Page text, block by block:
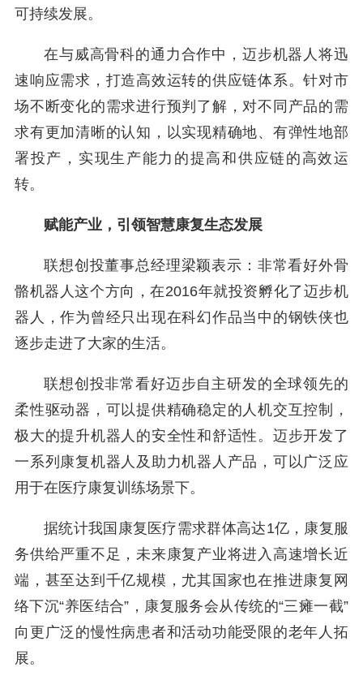
可持续发展。
在与威高骨科的通力合作中，迈步机器人将迅
速响应需求，打造高效运转的供应链体系。针对市
场不断变化的需求进行预判了解，对不同产品的需
求有更加清晰的认知，以实现精确地、有弹性地部
署投产，实现生产能力的提高和供应链的高效运
转。
赋能产业，引领智慧康复生态发展
联想创投董事总经理梁颖表示：非常看好外骨
骼机器人这个方向，在2016年就投资孵化了迈步机
器人，作为曾经只出现在科幻作品当中的钢铁侠也
逐步走进了大家的生活。
联想创投非常看好迈步自主研发的全球领先的
柔性驱动器，可以提供精确稳定的人机交互控制，
极大的提升机器人的安全性和舒适性。迈步开发了
一系列康复机器人及助力机器人产品，可以广泛应
用于在医疗康复训练场景下。
据统计我国康复医疗需求群体高达1亿，康复服
务供给严重不足，未来康复产业将进入高速增长近
端，甚至达到千亿规模，尤其国家也在推进康复网
络下沉“养医结合”，康复服务会从传统的“三瘫一截”
向更广泛的慢性病患者和活动功能受限的老年人拓
展。